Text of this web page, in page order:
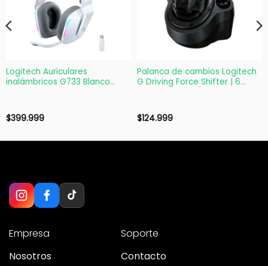
Logitech Auriculares
inalámbricos G733 Blanco
$399.999
Palanca de cambios Logitech
G Driving Force Shifter | 6
$124.999
Empresa
Nosotros
Soporte
Contacto